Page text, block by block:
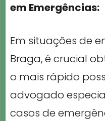
em Emergências:
Em situações de
Braga, é crucial
o mais rápido
advogado
casos de